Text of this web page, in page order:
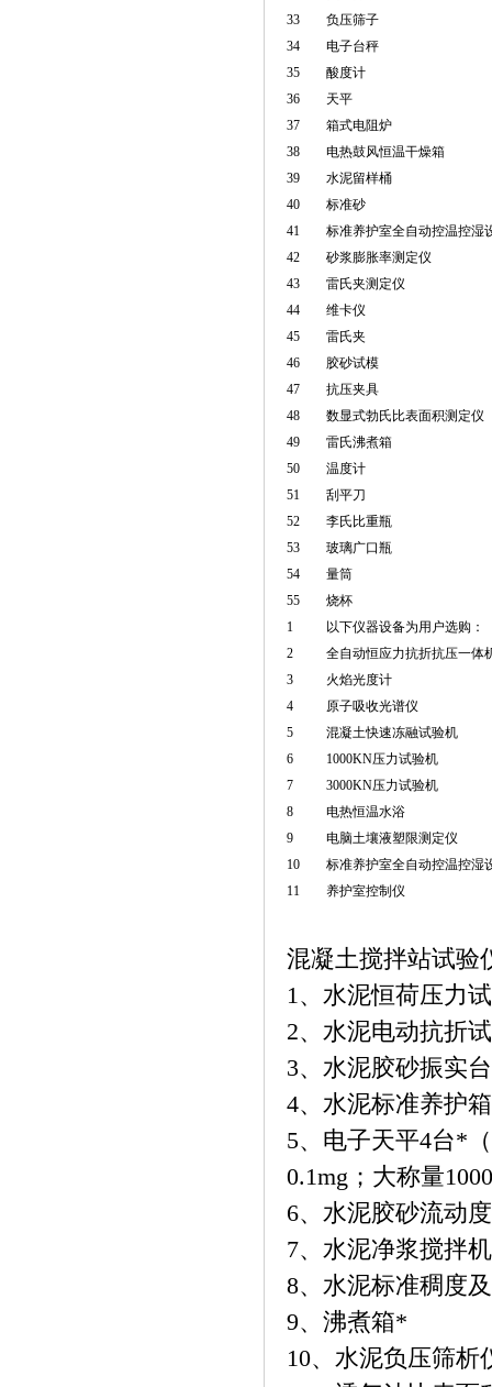
33
负压筛子
34
电子台秤
35
酸度计
36
天平
37
箱式电阻炉
38
电热鼓风恒温干燥箱
39
水泥留样桶
40
标准砂
41
标准养护室全自动控温控湿
42
砂浆膨胀率测定仪
43
雷氏夹测定仪
44
维卡仪
45
雷氏夹
46
胶砂试模
47
抗压夹具
48
数显式勃氏比表面积测定仪
49
雷氏沸煮箱
50
温度计
51
刮平刀
52
李氏比重瓶
53
玻璃广口瓶
54
量筒
55
烧杯
1
以下仪器设备为用户选购：
2
全自动恒应力抗折抗压一体
3
火焰光度计
4
原子吸收光谱仪
5
混凝土快速冻融试验机
6
1000KN压力试验机
7
3000KN压力试验机
8
电热恒温水浴
9
电脑土壤液塑限测定仪
10
标准养护室全自动控温控湿
11
养护室控制仪
混凝土搅拌站试验
1、水泥恒荷压力
2、水泥电动抗折
3、水泥胶砂振实
4、水泥标准养护
5、电子天平4台*
0.1mg；大称量
6、水泥胶砂流动
7、水泥净浆搅拌
8、水泥标准稠度
9、沸煮箱*
10、水泥负压筛析